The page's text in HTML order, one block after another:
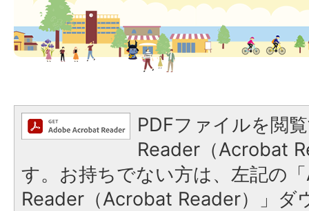
PDFファイルを閲
Reader（Acrobat
す。お持ちでない方は、左記の
Reader（Acrobat Reader）」ダ